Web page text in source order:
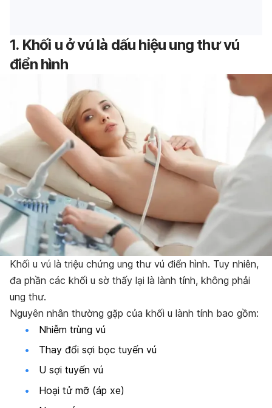
1. Khối u ở vú là dấu hiệu ung thư vú
điển hình
Khối u vú là triệu chứng ung thư vú điển hình. Tuy nhiên,
đa phần các khối u sờ thấy lại là lành tính, không phải
ung thư.
Nguyên nhân thường gặp của khối u lành tính bao gồm:
Nhiễm trùng vú
Thay đổi sợi bọc tuyến vú
U sợi tuyến vú
Hoại tử mỡ (áp xe)